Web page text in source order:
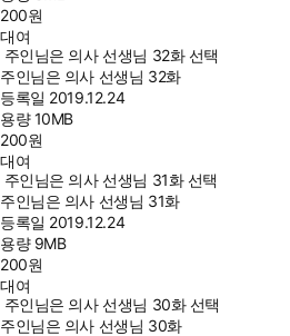
200원
대여
주인님은 의사 선생님 32화 선택
주인님은 의사 선생님 32화
등록일 2019.12.24
용량10MB
200원
대여
주인님은 의사 선생님 31화 선택
주인님은 의사 선생님 31화
등록일 2019.12.24
용량 9MB
200원
대여
주인님은 의사 선생님 30화 선택
주인님은 의사 선생님 30화